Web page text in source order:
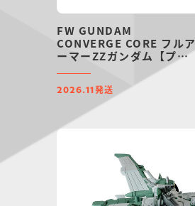
FW GUNDAM
CONVERGE CORE フルア
ーマーZZガンダム【プレ
ミアムバンダイ限定】
2026.11 発送